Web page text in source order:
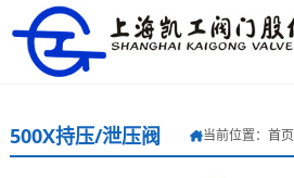
500X持压/泄压阀 当前位置： 首页